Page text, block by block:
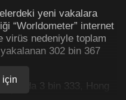
yeni vakalara
“Worldometer” internet
virüs nedeniyle toplam
302 bin 367
3 bin 333, Hong
için